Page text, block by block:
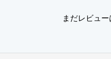
まだレビュ